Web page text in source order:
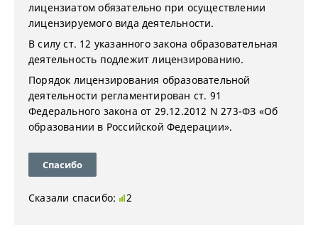
лицензиатом обязательно при осуществлении
лицензируемого вида деятельности.
В силу ст. 12 указанного закона образовательная
деятельность подлежит лицензированию.
Порядок лицензирования образовательной
деятельности регламентирован ст. 91
Федерального закона от 29.12.2012 N 273-ФЗ «Об
образовании в Российской Федерации».
Спасибо
Сказали спасибо: 2